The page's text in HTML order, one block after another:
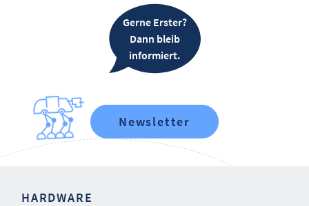
Gerne Erster?
Dann bleib
informiert.
Newsletter
HARDWARE